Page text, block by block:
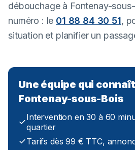
débouchage à Fontenay-
numéro : le 01 88 84 30 51,
situation et planifier un
Une équipe qui
Fontenay-sous-Bois
Intervention en 30 à 60
quartier
Tarifs dès 99 € TTC,